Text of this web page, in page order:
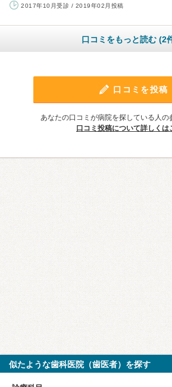
2017年10月受診 / 2019年02月投稿
口コミをもっと読む (2
口コミを投稿
あなたの口コミが病院を探している人の
口コミ投稿について詳しくは
似たような歯科医院（歯医者）を探す